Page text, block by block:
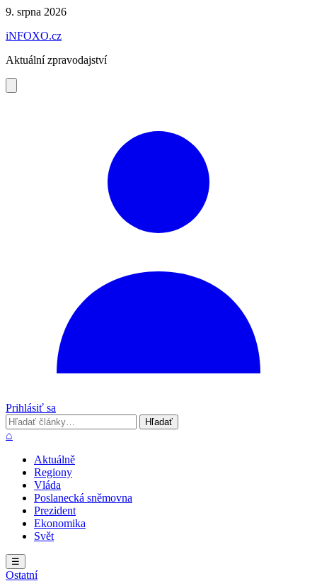
Preskočiť
obsah
9. srpna 2026
iNFOXO.cz
Aktuální zpravodajství
Prihlásiť sa
Hľadať
Hľadať
⌂
Aktuálně
Regiony
Vláda
Poslanecká sněmovna
Prezident
Ekonomika
Svět
☰
Ostatní